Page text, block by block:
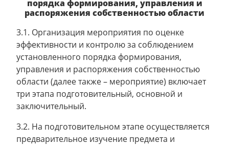
порядка формирования, управления и
распоряжения собственностью области
3.1. Организация мероприятия по оценке
эффективности и контролю за соблюдением
установленного порядка формирования,
управления и распоряжения собственностью
области (далее также – мероприятие) включает
три этапа подготовительный, основной и
заключительный.
3.2. На подготовительном этапе осуществляется
предварительное изучение предмета и